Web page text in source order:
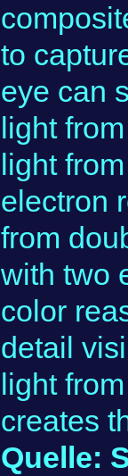
to
eye can
light
light
electron
from
with two
color
detail
light
creates
Quelle: